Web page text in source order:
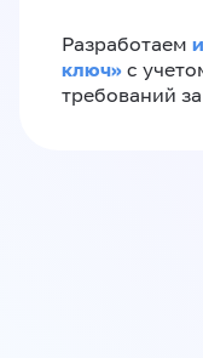
Разработаем
ключ»‎ с
требований